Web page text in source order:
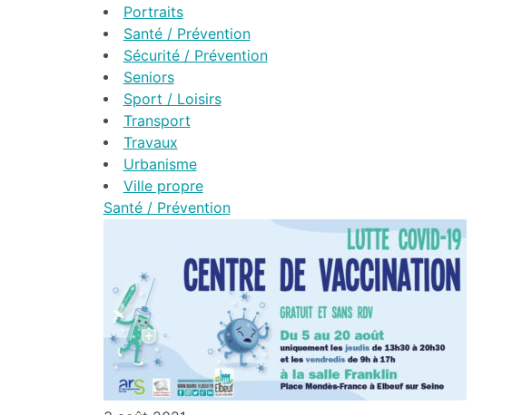
Portraits
Santé / Prévention
Sécurité / Prévention
Seniors
Sport / Loisirs
Transport
Travaux
Urbanisme
Ville propre
Santé / Prévention